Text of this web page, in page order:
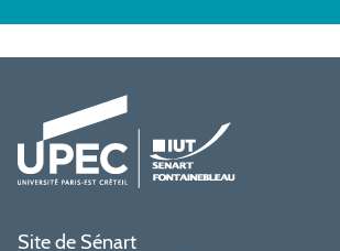
Site de Sénart